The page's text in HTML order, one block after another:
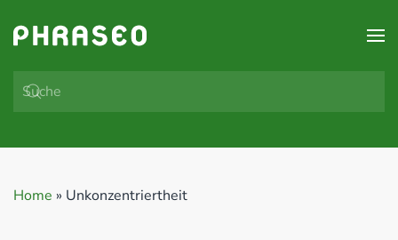
Zum Hauptinhalt springen
Home » Unkonzentriertheit